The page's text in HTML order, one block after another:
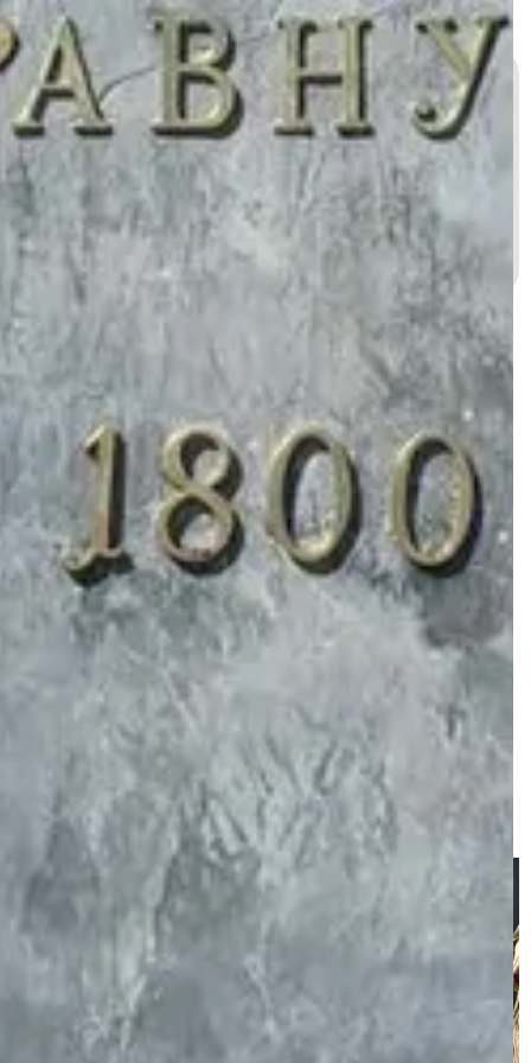
адресу support@wegotrip.com.
Дом графа Палена
Невский проспект, 15, Центральный район
Михайловский замок
Садовая улица, 2, Центральный район
Достопримечательности на пути
Дворцовая
площадь
Михайло...
Марсово
поле
Алексан...
Санкт-Петербург: популярные
активности